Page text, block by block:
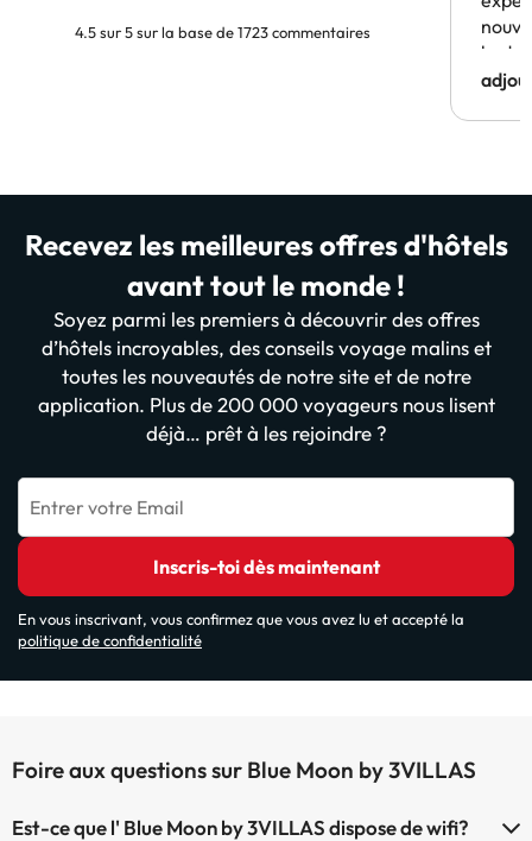
4.5 sur 5 sur la base de 1723 commentaires
Recevez les meilleures offres d'hôtels
avant tout le monde !
Soyez parmi les premiers à découvrir des offres
d’hôtels incroyables, des conseils voyage malins et
toutes les nouveautés de notre site et de notre
application. Plus de 200 000 voyageurs nous lisent
déjà… prêt à les rejoindre ?
Entrer votre Email
Inscris-toi dès maintenant
En vous inscrivant, vous confirmez que vous avez lu et accepté la
politique de confidentialité
Foire aux questions sur Blue Moon by 3VILLAS
Est-ce que l' Blue Moon by 3VILLAS dispose de wifi?